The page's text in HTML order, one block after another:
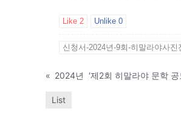
Like2 Unlike0
신청서-2024년-9회-히말라야사진
« 2024년 ‘제2회 히말라야 문학 공
List